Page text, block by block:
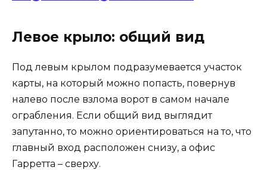
Левое крыло: общий вид
Под левым крылом подразумевается участок
карты, на который можно попасть, повернув
налево после взлома ворот в самом начале
ограбления. Если общий вид выглядит
запутанно, то можно ориентироваться на то, что
главный вход расположен снизу, а офис
Гарретта – сверху.